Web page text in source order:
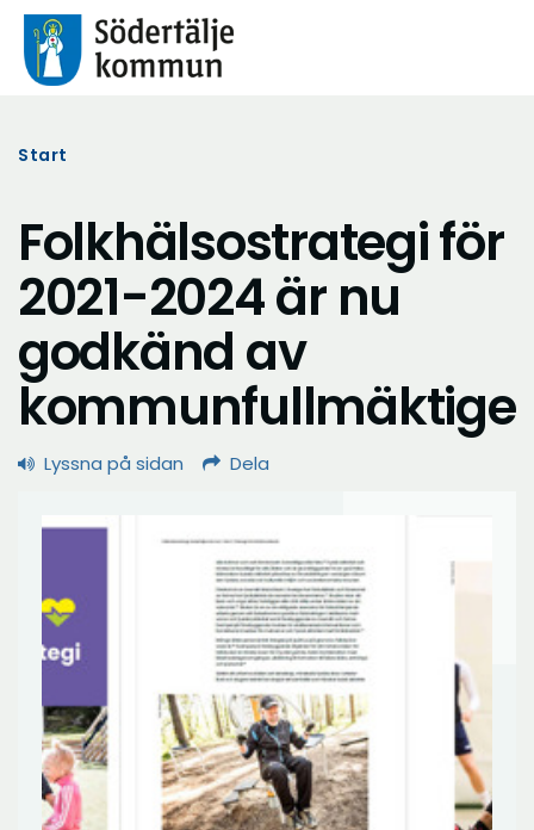
Start
Folkhälsostrategi för
2021-2024 är nu
godkänd av
kommunfullmäktige
Lyssna på sidan Dela